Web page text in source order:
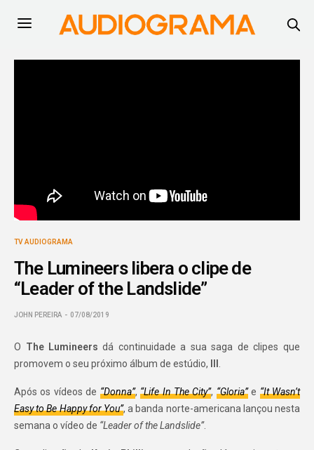
TV AUDIOGRAMA
The Lumineers libera o clipe de
“Leader of the Landslide”
JOHN PEREIRA 07/08/2019
O The Lumineers dá continuidade a sua saga de clipes que
promovem o seu próximo álbum de estúdio,
.
Após os vídeos de “Donna”,“Life In The City”, “Gloria”e “It Wasn’t
Easy to Be Happy for You”, a banda norte-americana lançou nesta
semana o vídeo de “Leader of the Landslide”.